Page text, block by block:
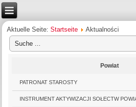
Aktuelle Seite:Startseite Aktualności
Powiat
PATRONAT STAROSTY
INSTRUMENT AKTYWIZACJI SOŁECTW